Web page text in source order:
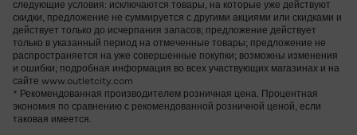
следующие условия: исключаются товары, на которые уже действуют
скидки, предложение не суммируется с другими акциями или скидками и
действует только до исчерпания запасов; предложение действует
только в указанный период на отмеченные товары; предложение не
распространяется на уже совершенные покупки; возможны изменения
и ошибки; подробная информация во всех участвующих магазинах и на
сайте www.outletcity.com
* Рекомендованная производителем розничная цена. Процентная
экономия по сравнению с рекомендованной розничной ценой, если
таковая имеется.